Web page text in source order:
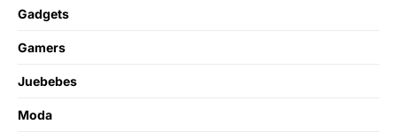
Gadgets
Gamers
Juebebes
Moda